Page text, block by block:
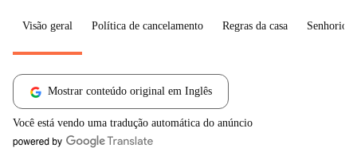
Visão geral Política de cancelamento Regras da casa Senhorio
Mostrar conteúdo original em Inglês
Você está vendo uma tradução automática do anúncio